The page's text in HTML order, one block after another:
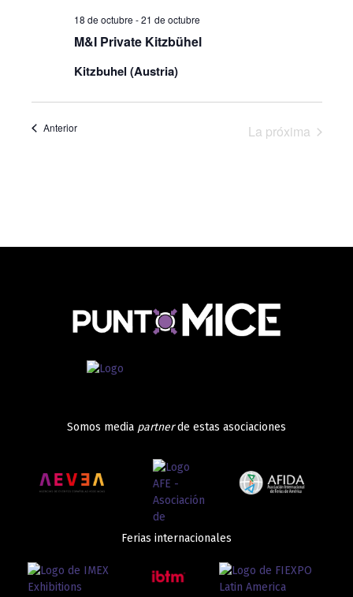
M&I Private Kitzbühel
18 de octubre -21 de octubre
Kitzbuhel (Austria)
AnteriorEventos
La próxima
Somos media partnerde estas asociaciones
Ferias internacionales